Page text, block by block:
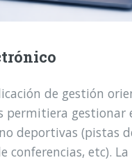
de gestión
permitiera gestionar
deportivas (pistas
conferencias, etc).